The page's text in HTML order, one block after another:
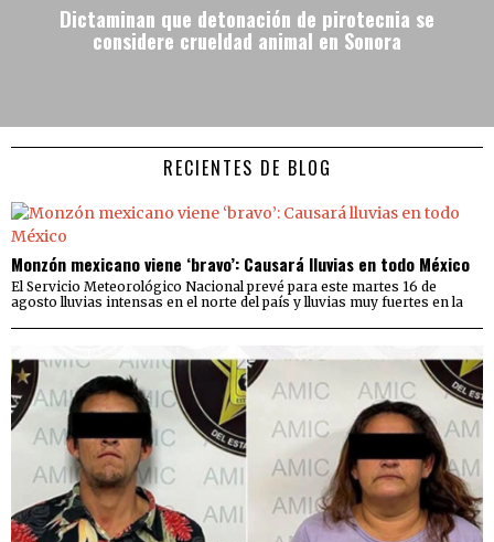
Dictaminan que detonación de pirotecnia se
considere crueldad animal en Sonora
RECIENTES DE BLOG
Monzón mexicano viene ‘bravo’: Causará lluvias en todo México
El Servicio Meteorológico Nacional prevé para este martes 16 de
agosto lluvias intensas en el norte del país y lluvias muy fuertes en la